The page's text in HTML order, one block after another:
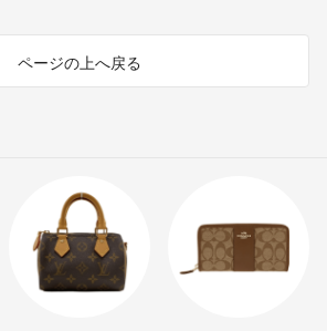
ページの上へ戻る